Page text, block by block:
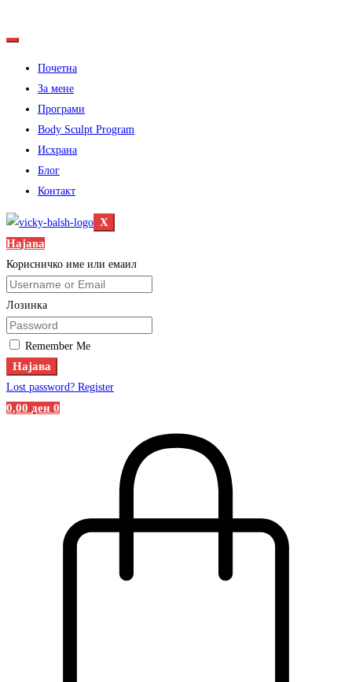
Почетна
За мене
Програми
Body Sculpt Program
Исхрана
Блог
Контакт
X
Најава
Корисничко име или емаил
Лозинка
Remember Me
Најава
Lost password? Register
0,00 ден 0